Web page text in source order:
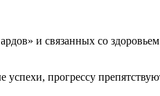
и связанных со
прогрессу